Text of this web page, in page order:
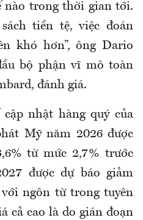
nào trong thời gian tới.
tiền tệ, việc đoán
khó hơn”, ông Dario
bộ phận vĩ mô toàn
đánh giá.
nhật hàng quý của
Mỹ năm 2026 được
từ mức 2,7% trước
được dự báo giảm
ngôn từ trong tuyên
cả cao là do gián đoạn